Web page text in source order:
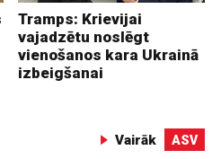
Tramps: Krievijai
vajadzētu noslēgt
vienošanos kara Ukrainā
izbeigšanai
Vairāk ASV